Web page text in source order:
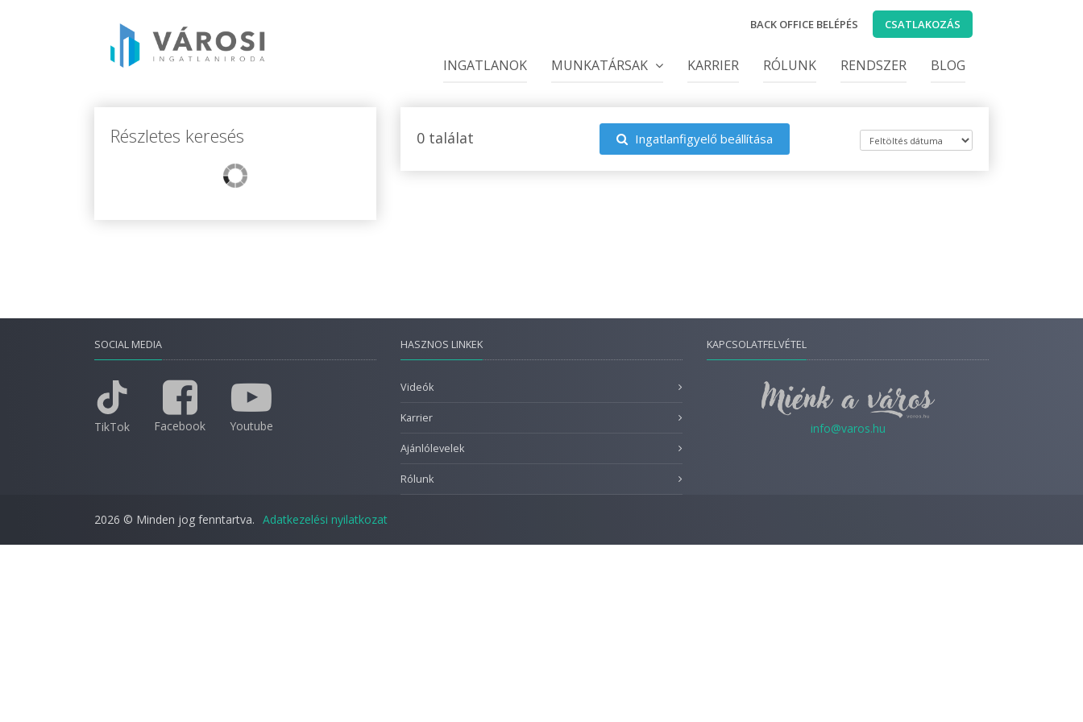
BACK OFFICE BELÉPÉS CSATLAKOZÁS
INGATLANOK MUNKATÁRSAK KARRIER RÓLUNK RENDSZER BLOG
Részletes keresés 0 találat Ingatlanfigyelő beállítása
SOCIAL MEDIA
TikTok Facebook Youtube
HASZNOS LINKEK
Videók
Karrier
Ajánlólevelek
Rólunk
KAPCSOLATFELVÉTEL
info@varos.hu
2026 © Minden jog fenntartva. Adatkezelési nyilatkozat